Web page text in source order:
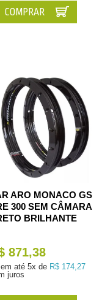
COMPRAR
ARO MONACO GS
300 SEM CÂMARA
BRILHANTE
871,38
até 5x de R$ 174,27
juros